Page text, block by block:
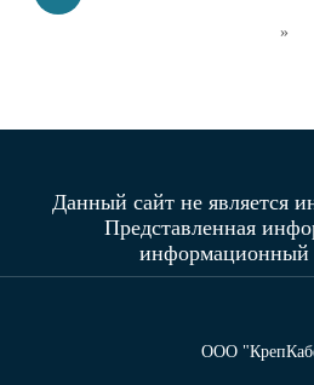
»
Данный сайт не является
Представленная
информационный
ООО